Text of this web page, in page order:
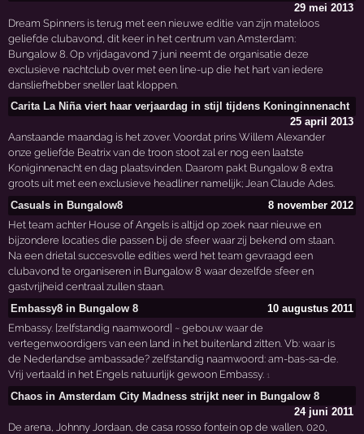
29 mei 2013
Dream Spinners is terug met een nieuwe editie van zijn mateloos
geliefde clubavond, dit keer in het centrum van Amsterdam:
Bungalow 8. Op vrijdagavond 7 juni neemt de organisatie deze
exclusieve nachtclub over met een line-up die het hart van iedere
dansliefhebber sneller laat kloppen.
Carita La Niña viert haar verjaardag in stijl tijdens Koninginnenacht
25 april 2013
Aanstaande maandag is het zover. Voordat prins Willem Alexander
onze geliefde Beatrix van de troon stoot zal er nog een laatste
Koniginnenacht en dag plaatsvinden. Daarom pakt Bungalow 8 extra
groots uit met een exclusieve headliner namelijk; Jean Claude Ades.
Casuals in Bungalow8
8 november 2012
Het team achter House of Angels is altijd op zoek naar nieuwe en
bijzondere locaties die passen bij de sfeer waar zij bekend om staan.
Na een drietal succesvolle edities werd het team gevraagd een
clubavond te organiseren in Bungalow 8 waar dezelfde sfeer en
gastvrijheid centraal zullen staan.
Embassy8 in Bungalow 8
10 augustus 2011
Embassy. [zelfstandig naamwoord] ~ gebouw waar de
vertegenwoordigers van een land in het buitenland zitten. Vb: waar is
de Nederlandse ambassade? zelfstandig naamwoord: am-bas-sa-de.
Vrij vertaald in het Engels natuurlijk gewoon Embassy.1
Chaos in Amsterdam City Madness strijkt neer in Bungalow 8
24 juni 2011
De arena, Johnny Jordaan, de casa rosso fontein op de wallen, 020,